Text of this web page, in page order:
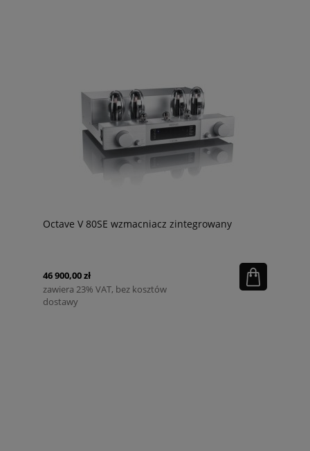
Octave V 80SE wzmacniacz zintegrowany
46 900,00 zł
zawiera 23% VAT, bez kosztów
dostawy